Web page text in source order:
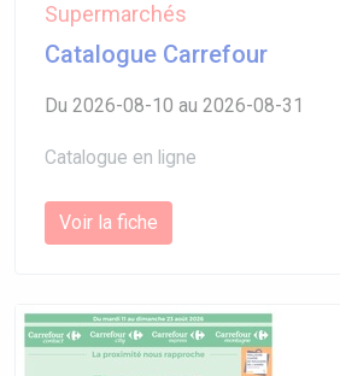
Supermarchés
Catalogue Carrefour
Du 2026-08-10 au 2026-08-31
Catalogue en ligne
Voir la fiche